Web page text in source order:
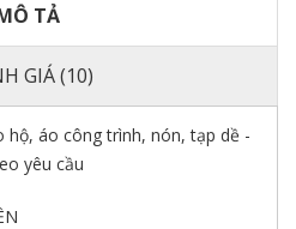
TẢ
GIÁ (10)
hộ, áo công trình, nón, tạp dề -
yêu cầu